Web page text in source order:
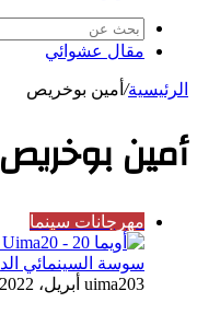
مقال عشوائي
الرئيسية/ أمين بوخريص
أمين بوخريص
مهرجانات سينما
uima203 أبريل، 2022